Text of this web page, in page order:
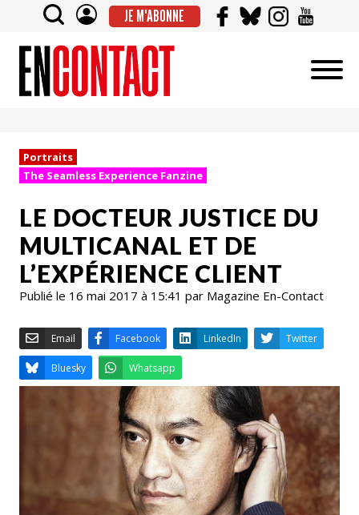
JE M'ABONNE
Portraits
The Seamless Experience Fanzine
LE DOCTEUR JUSTICE DU
MULTICANAL ET DE
L’EXPÉRIENCE CLIENT
Publié le 16 mai 2017 à 15:41 par Magazine En-Contact
Email Facebook LinkedIn
Whatsapp